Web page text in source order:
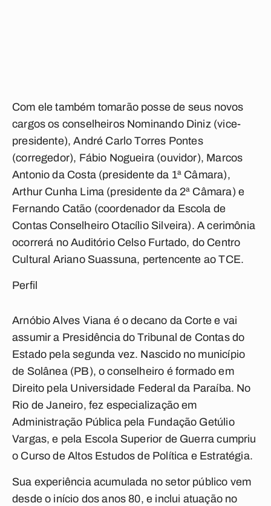
Com ele também tomarão posse de seus novos
cargos os conselheiros Nominando Diniz (vice-
presidente), André Carlo Torres Pontes
(corregedor), Fábio Nogueira (ouvidor), Marcos
Antonio da Costa (presidente da 1ª Câmara),
Arthur Cunha Lima (presidente da 2ª Câmara) e
Fernando Catão (coordenador da Escola de
Contas Conselheiro Otacílio Silveira). A cerimônia
ocorrerá no Auditório Celso Furtado, do Centro
Cultural Ariano Suassuna, pertencente ao TCE.
Perfil
Arnóbio Alves Viana é o decano da Corte e vai
assumir a Presidência do Tribunal de Contas do
Estado pela segunda vez. Nascido no município
de Solânea (PB), o conselheiro é formado em
Direito pela Universidade Federal da Paraíba. No
Rio de Janeiro, fez especialização em
Administração Pública pela Fundação Getúlio
Vargas, e pela Escola Superior de Guerra cumpriu
o Curso de Altos Estudos de Política e Estratégia.
Sua experiência acumulada no setor público vem
desde o início dos anos 80, e inclui atuação no